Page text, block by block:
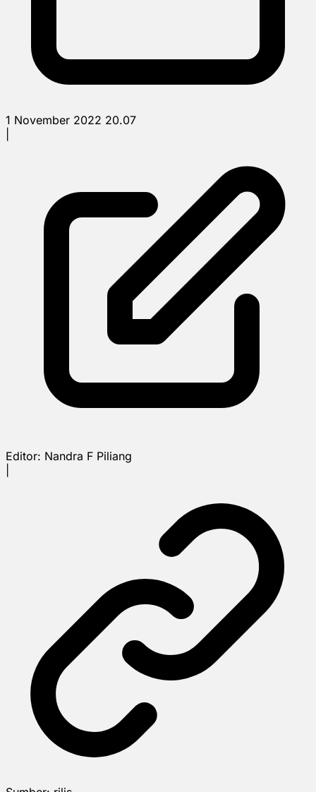
1 November 2022 20.07
Editor: Nandra F Piliang